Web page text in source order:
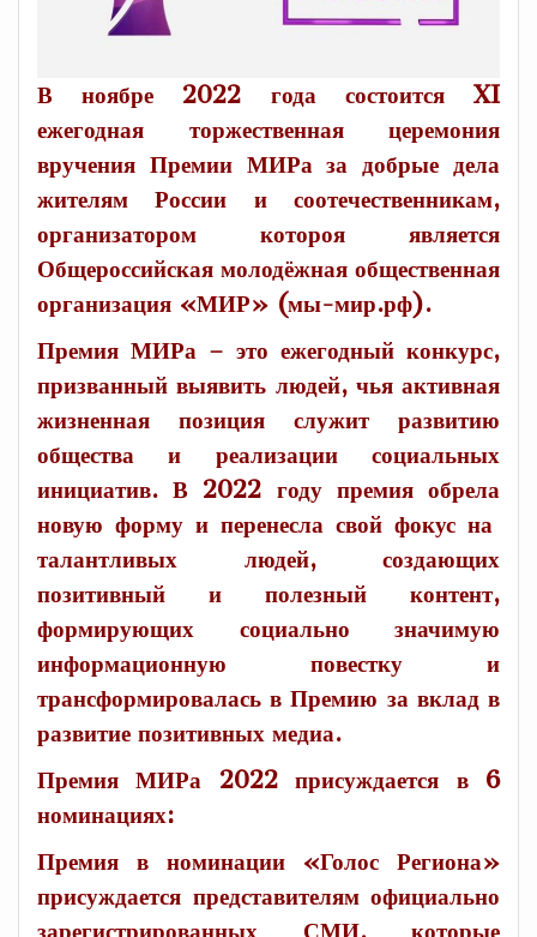
В ноябре 2022 года состоится XI
ежегодная торжественная церемония
вручения Премии МИРа за добрые дела
жителям России и соотечественникам,
организатором котороя является
Общероссийская молодёжная общественная
организация «МИР» (мы-мир.рф).
Премия МИРа – это ежегодный конкурс,
призванный выявить людей, чья активная
жизненная позиция служит развитию
общества и реализации социальных
инициатив. В 2022 году премия обрела
новую форму и перенесла свой фокус на
талантливых людей, создающих
позитивный и полезный контент,
формирующих социально значимую
информационную повестку и
трансформировалась в Премию за вклад в
развитие позитивных медиа.
Премия МИРа 2022 присуждается в 6
номинациях:
Премия в номинации «Голос Региона»
присуждается представителям официально
зарегистрированных СМИ, которые